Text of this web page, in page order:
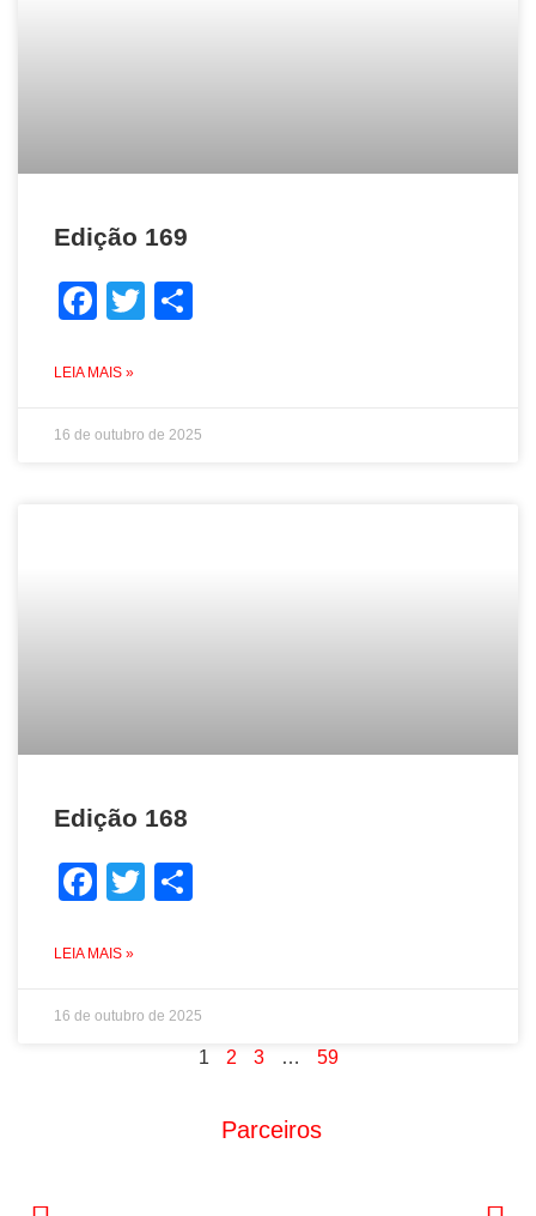
Edição 169
Facebook
Twitter
LEIA MAIS »
16 de outubro de 2025
Edição 168
Facebook
Twitter
LEIA MAIS »
16 de outubro de 2025
1 2 3 … 59
Parceiros